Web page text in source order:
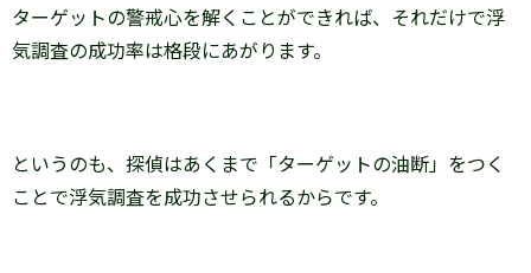
ターゲットの警戒心を解くことができれば、それだけで浮
気調査の成功率は格段にあがります。
というのも、探偵はあくまで「ターゲットの油断」をつく
ことで浮気調査を成功させられるからです。